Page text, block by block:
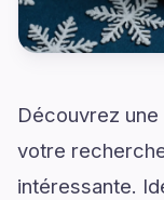
Découvrez
votre
intéressante.